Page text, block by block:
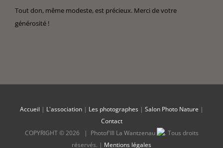
Tout don, même modeste, est précieux. Merci de votre
générosité !
Accueil | L'association| Les photographes| Salon Photo Nature |
Contact
COPYRIGHT ©2026 | Photof'Ill La Wantzenau . Tous droits
réservés. | Mentions légales